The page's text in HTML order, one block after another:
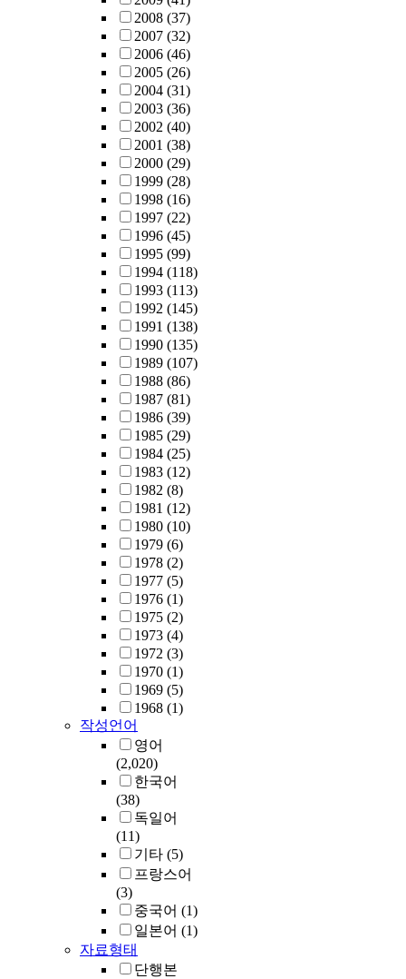
2008 (37)
2007 (32)
2006 (46)
2005 (26)
2004 (31)
2003 (36)
2002 (40)
2001 (38)
2000 (29)
1999 (28)
1998 (16)
1997 (22)
1996 (45)
1995 (99)
1994 (118)
1993 (113)
1992 (145)
1991 (138)
1990 (135)
1989 (107)
1988 (86)
1987 (81)
1986 (39)
1985 (29)
1984 (25)
1983 (12)
1982 (8)
1981 (12)
1980 (10)
1979 (6)
1978 (2)
1977 (5)
1976 (1)
1975 (2)
1973 (4)
1972 (3)
1970 (1)
1969 (5)
1968 (1)
작성언어
영어
(2,020)
한국어
(38)
독일어
(11)
기타 (5)
프랑스어
(3)
중국어 (1)
일본어 (1)
자료형태
단행본